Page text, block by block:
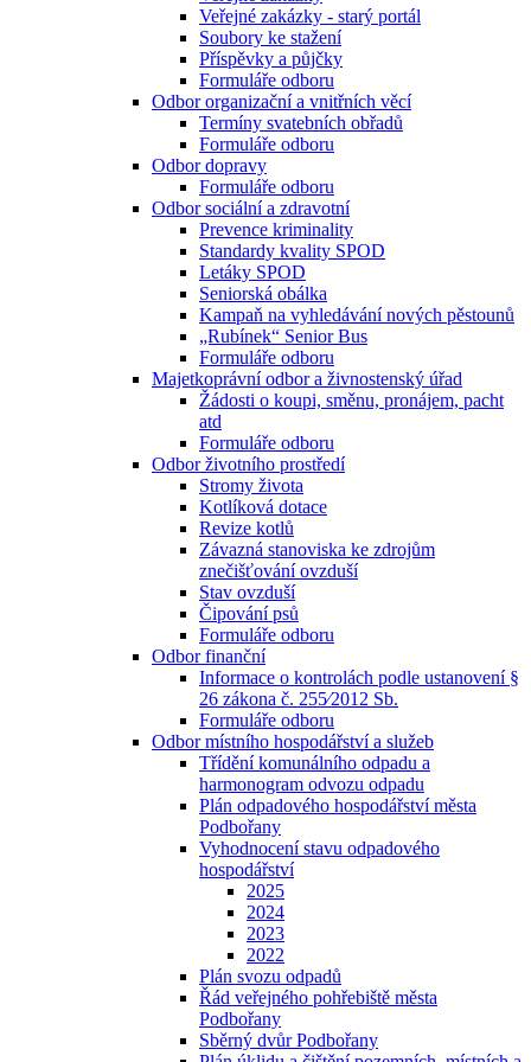
Veřejné zakázky - starý portál
Soubory ke stažení
Příspěvky a půjčky
Formuláře odboru
Odbor organizační a vnitřních věcí
Termíny svatebních obřadů
Formuláře odboru
Odbor dopravy
Formuláře odboru
Odbor sociální a zdravotní
Prevence kriminality
Standardy kvality SPOD
Letáky SPOD
Seniorská obálka
Kampaň na vyhledávání nových pěstounů
„Rubínek“ Senior Bus
Formuláře odboru
Majetkoprávní odbor a živnostenský úřad
Žádosti o koupi, směnu, pronájem, pacht
atd
Formuláře odboru
Odbor životního prostředí
Stromy života
Kotlíková dotace
Revize kotlů
Závazná stanoviska ke zdrojům
znečišťování ovzduší
Stav ovzduší
Čipování psů
Formuláře odboru
Odbor finanční
Informace o kontrolách podle ustanovení §
26 zákona č. 255⁄2012 Sb.
Formuláře odboru
Odbor místního hospodářství a služeb
Třídění komunálního odpadu a
harmonogram odvozu odpadu
Plán odpadového hospodářství města
Podbořany
Vyhodnocení stavu odpadového
hospodářství
2025
2024
2023
2022
Plán svozu odpadů
Řád veřejného pohřebiště města
Podbořany
Sběrný dvůr Podbořany